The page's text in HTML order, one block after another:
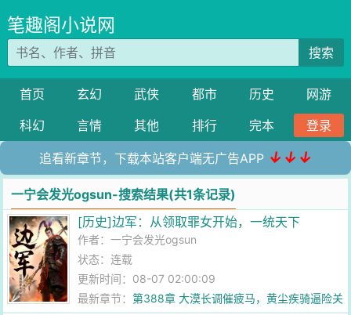
笔趣阁小说网
搜索
首页 玄幻 武侠 都市 历史
网游
科幻
言情 其他 排行 完本 登录
追看新章节，下载本站客户端无广告APP ↓↓↓
一宁会发光ogsun-搜索结果(共1条记录)
[历史]边军：从领取罪女开始，一统天下
作者：一宁会发光ogsun
状态：连载
更新时间：08-07 02:00:09
最新章节：第388章 大漠长调催疲马，黄尘疾骑逼险关